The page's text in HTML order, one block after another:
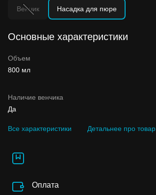
Венчик Насадка для пюре
Основные характеристики
Объем
800 мл
Наличие венчика
Да
Все характеристики Детальнее про товар
Оплата